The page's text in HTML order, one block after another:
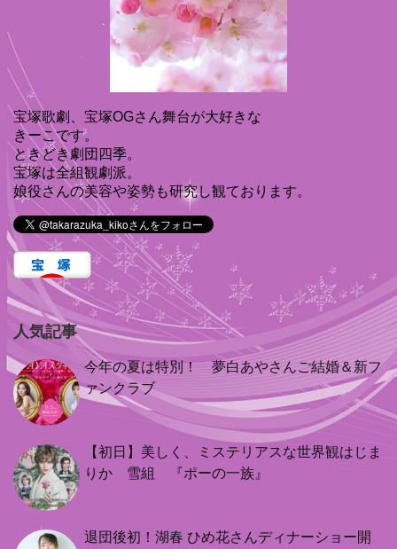
宝塚歌劇、宝塚OGさん舞台が大好きな
きーこです。
ときどき劇団四季。
宝塚は全組観劇派。
娘役さんの美容や姿勢も研究し観ております。
人気記事
今年の夏は特別！ 夢白あやさんご結婚＆新フ
ァンクラブ
【初日】美しく、ミステリアスな世界観はじま
りか 雪組 『ポーの一族』
退団後初！湖春 ひめ花さんディナーショー開